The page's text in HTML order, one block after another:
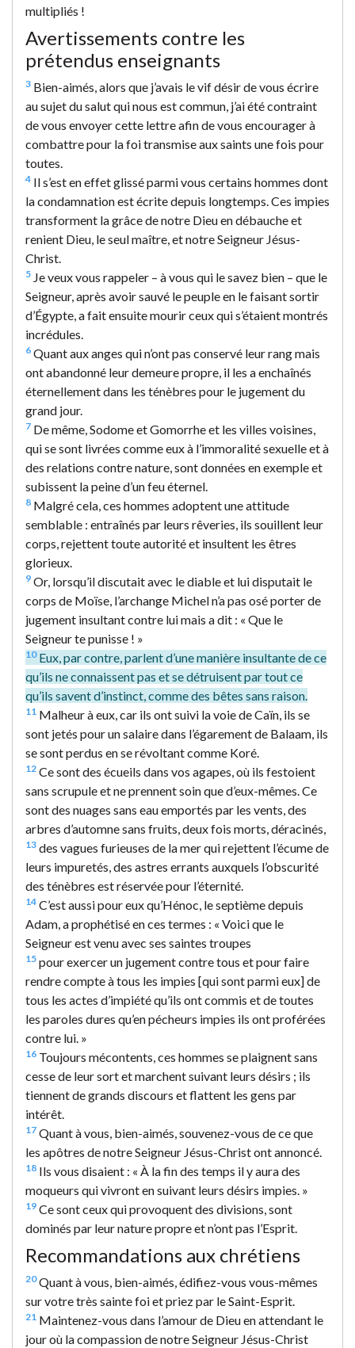
multipliés !
Avertissements contre les
prétendus enseignants
3 Bien-aimés, alors que j’avais le vif désir de vous écrire
au sujet du salut qui nous est commun, j’ai été contraint
de vous envoyer cette lettre afin de vous encourager à
combattre pour la foi transmise aux saints une fois pour
toutes.
4 Il s’est en effet glissé parmi vous certains hommes dont
la condamnation est écrite depuis longtemps. Ces impies
transforment la grâce de notre Dieu en débauche et
renient Dieu, le seul maître, et notre Seigneur Jésus-
Christ.
5 Je veux vous rappeler – à vous qui le savez bien – que le
Seigneur, après avoir sauvé le peuple en le faisant sortir
d’Égypte, a fait ensuite mourir ceux qui s’étaient montrés
incrédules.
6 Quant aux anges qui n’ont pas conservé leur rang mais
ont abandonné leur demeure propre, il les a enchaînés
éternellement dans les ténèbres pour le jugement du
grand jour.
7 De même, Sodome et Gomorrhe et les villes voisines,
qui se sont livrées comme eux à l’immoralité sexuelle et à
des relations contre nature, sont données en exemple et
subissent la peine d’un feu éternel.
8 Malgré cela, ces hommes adoptent une attitude
semblable : entraînés par leurs rêveries, ils souillent leur
corps, rejettent toute autorité et insultent les êtres
glorieux.
9 Or, lorsqu’il discutait avec le diable et lui disputait le
corps de Moïse, l’archange Michel n’a pas osé porter de
jugement insultant contre lui mais a dit : « Que le
Seigneur te punisse ! »
10Eux, par contre, parlent d’une manière insultante de ce
qu’ils ne connaissent pas et se détruisent par tout ce
qu’ils savent d’instinct, comme des bêtes sans raison.
11 Malheur à eux, car ils ont suivi la voie de Caïn, ils se
sont jetés pour un salaire dans l’égarement de Balaam, ils
se sont perdus en se révoltant comme Koré.
12 Ce sont des écueils dans vos agapes, où ils festoient
sans scrupule et ne prennent soin que d’eux-mêmes. Ce
sont des nuages sans eau emportés par les vents, des
arbres d’automne sans fruits, deux fois morts, déracinés,
13 des vagues furieuses de la mer qui rejettent l’écume de
leurs impuretés, des astres errants auxquels l’obscurité
des ténèbres est réservée pour l’éternité.
14 C’est aussi pour eux qu’Hénoc, le septième depuis
Adam, a prophétisé en ces termes : « Voici que le
Seigneur est venu avec ses saintes troupes
15 pour exercer un jugement contre tous et pour faire
rendre compte à tous les impies [qui sont parmi eux] de
tous les actes d’impiété qu’ils ont commis et de toutes
les paroles dures qu’en pécheurs impies ils ont proférées
contre lui. »
16 Toujours mécontents, ces hommes se plaignent sans
cesse de leur sort et marchent suivant leurs désirs ; ils
tiennent de grands discours et flattent les gens par
intérêt.
17 Quant à vous, bien-aimés, souvenez-vous de ce que
les apôtres de notre Seigneur Jésus-Christ ont annoncé.
18 Ils vous disaient : « À la fin des temps il y aura des
moqueurs qui vivront en suivant leurs désirs impies. »
19 Ce sont ceux qui provoquent des divisions, sont
dominés par leur nature propre et n’ont pas l’Esprit.
Recommandations aux chrétiens
20Quant à vous, bien-aimés, édifiez-vous vous-mêmes
sur votre très sainte foi et priez par le Saint-Esprit.
21 Maintenez-vous dans l’amour de Dieu en attendant le
jour où la compassion de notre Seigneur Jésus-Christ